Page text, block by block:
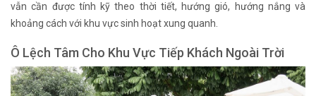
vẫn cần được tính kỹ theo thời tiết, hướng gió, hướng nắng và
khoảng cách với khu vực sinh hoạt xung quanh.
Ô Lệch Tâm Cho Khu Vực Tiếp Khách Ngoài Trời